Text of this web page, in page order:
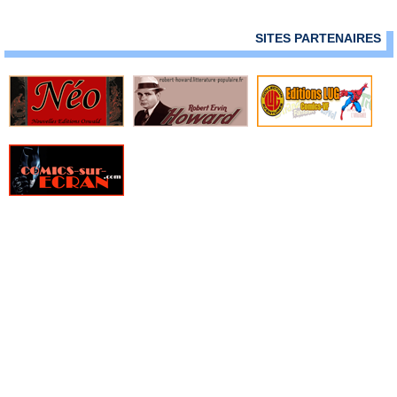
» Marvel Icons - Hors Série
» Marvel Icons (Vol 1)
» Marvel Icons (Vol 2)
» Marvel Knights (Vol 1)
» Marvel Knights (Vol 2)
» Marvel Legends
» Marvel Magazine
» Marvel Manga
SITES PARTENAIRES